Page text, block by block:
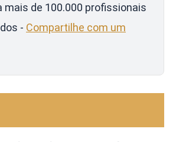
mais de 100.000 profissionais
- Compartilhe com um